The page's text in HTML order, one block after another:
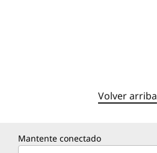
Volver arriba
Mantente conectado